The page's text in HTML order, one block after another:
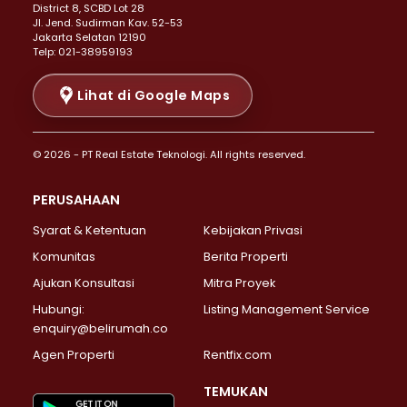
Properti Dijual di Senen >
Properti Dijual di Tanah Abang >
Properti Dijual di Cikini >
Properti Dijual di Kramat >
Properti Dijual di Pasar Baru >
Properti Dijual di Bendungan Hilir >
Properti Dijual di Jakarta Selatan >
Properti Dijual di Lebak Bulus >
Properti Dijual di Gandaria Selatan >
Properti Dijual di Pondok Labu >
Properti Dijual di Lenteng Agung >
Properti Dijual di Senayan >
Properti Dijual di Pondok Pinang >
Properti Dijual di Kebayoran Lama >
District 8, SCBD Lot 28
JI. Jend. Sudirman Kav. 52-53
Jakarta Selatan 12190
Telp: 021-38959193
Lihat di Google Maps
© 2026 - PT Real Estate Teknologi. All rights reserved.
PERUSAHAAN
Syarat & Ketentuan
Kebijakan Privasi
Komunitas
Berita Properti
Ajukan Konsultasi
Mitra Proyek
Hubungi:
enquiry@belirumah.co
Listing Management Service
Agen Properti Rentfix.com
TEMUKAN